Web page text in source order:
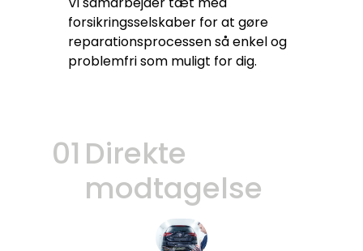
forsikringsselskaber for at gøre
reparationsprocessen så enkel og
problemfri som muligt for dig.
01 Direkte
modtagelse